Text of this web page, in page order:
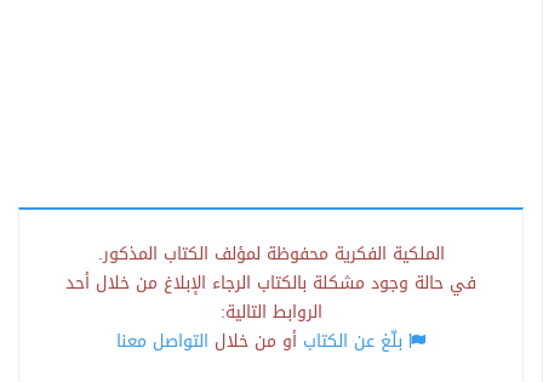
الملكية الفكرية محفوظة لمؤلف الكتاب المذكور.
في حالة وجود مشكلة بالكتاب الرجاء الإبلاغ من خلال أحد
الروابط التالية:
بلّغ عن الكتاب أو من خلال التواصل معنا